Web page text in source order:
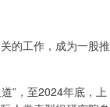
的工作，成为一股推
”，至2024年底，上